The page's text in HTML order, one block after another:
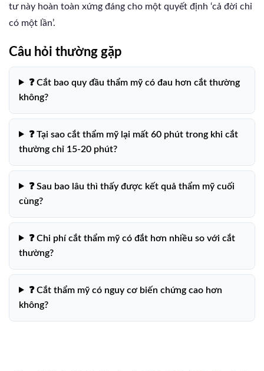
tư này hoàn toàn xứng đáng cho một quyết định ‘cả đời chỉ
có một lần’.
Câu hỏi thường gặp
❓ Cắt bao quy đầu thẩm mỹ có đau hơn cắt thường
không?
❓ Tại sao cắt thẩm mỹ lại mất 60 phút trong khi cắt
thường chỉ 15-20 phút?
❓ Sau bao lâu thì thấy được kết quả thẩm mỹ cuối
cùng?
❓ Chi phí cắt thẩm mỹ có đắt hơn nhiều so với cắt
thường?
❓ Cắt thẩm mỹ có nguy cơ biến chứng cao hơn
không?